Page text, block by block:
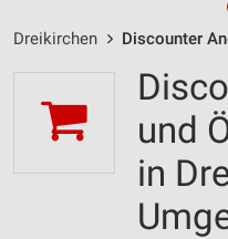
Dreikirchen Discounter
und
in